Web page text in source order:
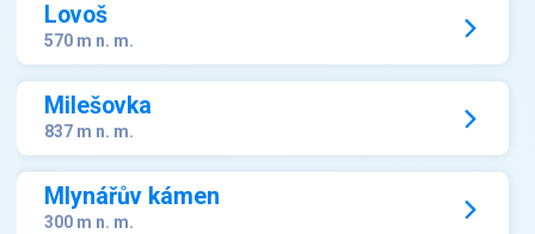
Lovoš
570 m n. m.
Milešovka
837 m n. m.
Mlynářův kámen
300 m n. m.